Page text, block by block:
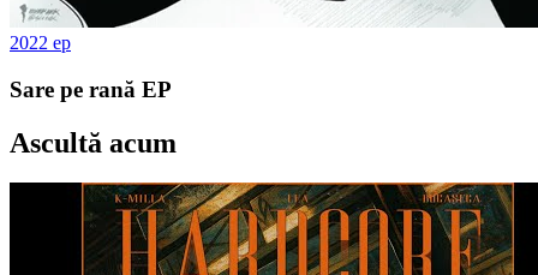
2022 ep
Sare pe rană EP
Ascultă acum